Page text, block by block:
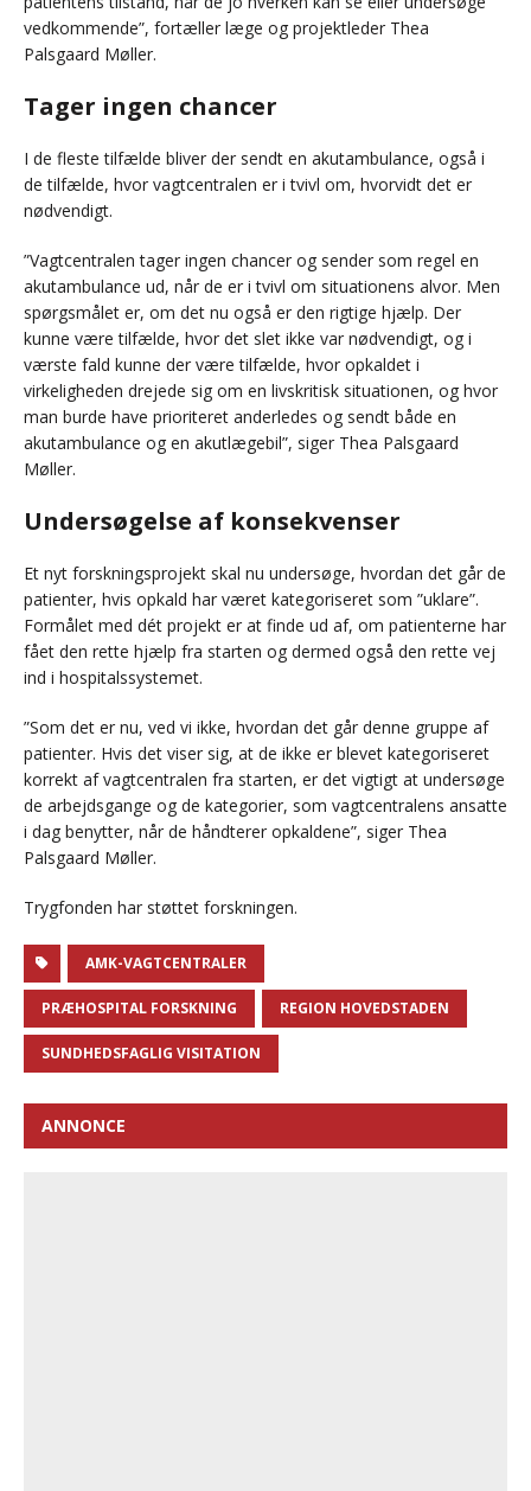
vedkommende”, fortæller læge og projektleder Thea
Palsgaard Møller.
Tager ingen chancer
I de fleste tilfælde bliver der sendt en akutambulance, også i
de tilfælde, hvor vagtcentralen er i tvivl om, hvorvidt det er
nødvendigt.
”Vagtcentralen tager ingen chancer og sender som regel en
akutambulance ud, når de er i tvivl om situationens alvor. Men
spørgsmålet er, om det nu også er den rigtige hjælp. Der
kunne være tilfælde, hvor det slet ikke var nødvendigt, og i
værste fald kunne der være tilfælde, hvor opkaldet i
virkeligheden drejede sig om en livskritisk situationen, og hvor
man burde have prioriteret anderledes og sendt både en
akutambulance og en akutlægebil”, siger Thea Palsgaard
Møller.
Undersøgelse af konsekvenser
Et nyt forskningsprojekt skal nu undersøge, hvordan det går de
patienter, hvis opkald har været kategoriseret som ”uklare”.
Formålet med dét projekt er at finde ud af, om patienterne har
fået den rette hjælp fra starten og dermed også den rette vej
ind i hospitalssystemet.
”Som det er nu, ved vi ikke, hvordan det går denne gruppe af
patienter. Hvis det viser sig, at de ikke er blevet kategoriseret
korrekt af vagtcentralen fra starten, er det vigtigt at undersøge
de arbejdsgange og de kategorier, som vagtcentralens ansatte
i dag benytter, når de håndterer opkaldene”, siger Thea
Palsgaard Møller.
Trygfonden har støttet forskningen.
AMK-VAGTCENTRALER
PRÆHOSPITAL FORSKNING REGION HOVEDSTADEN
SUNDHEDSFAGLIG VISITATION
ANNONCE